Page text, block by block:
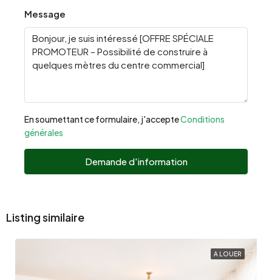
Message
En soumettant ce formulaire, j'accepteConditions
générales
Demande d'information
Listing similaire
A LOUER